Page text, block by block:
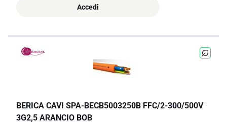
Accedi
BERICA CAVI SPA-BECB5003250B FFC/2-300/500V
3G2,5 ARANCIO BOB